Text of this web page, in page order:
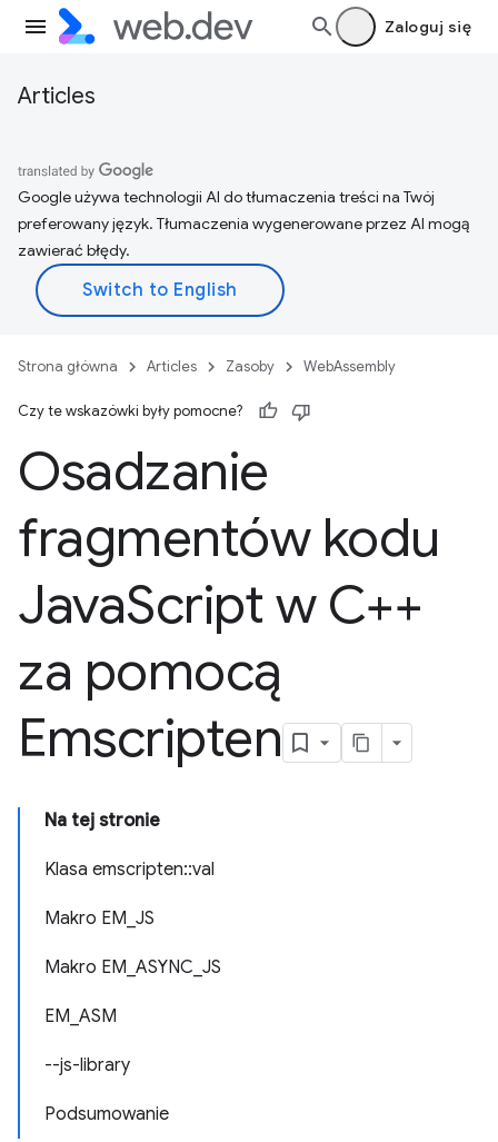
Zaloguj się
Articles
Google używa technologii AI do tłumaczenia treści na Twój
preferowany język. Tłumaczenia wygenerowane przez AI mogą
zawierać błędy.
Strona główna Articles Zasoby WebAssembly
Czy te wskazówki były pomocne?
Osadzanie
fragmentów kodu
JavaScript w C++
za pomocą
Emscripten
Na tej stronie
Klasa emscripten::val
Makro EM_JS
Makro EM_ASYNC_JS
EM_ASM
--js-library
Podsumowanie